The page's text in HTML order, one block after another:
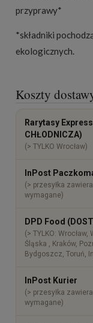
przyprawy*
*składniki
ekologicznych.
Koszty
Cena nie zawiera
Rarytasy
CHŁODNICZA)
(> TYLKO Wrocław)
InPost
(> przesyłka
wymagane)
DPD Food
(> TYLKO:
Śląska , Kraków,
Bydgoszcz, Toruń,
InPost Kurier
(> przesyłka
wymagane)